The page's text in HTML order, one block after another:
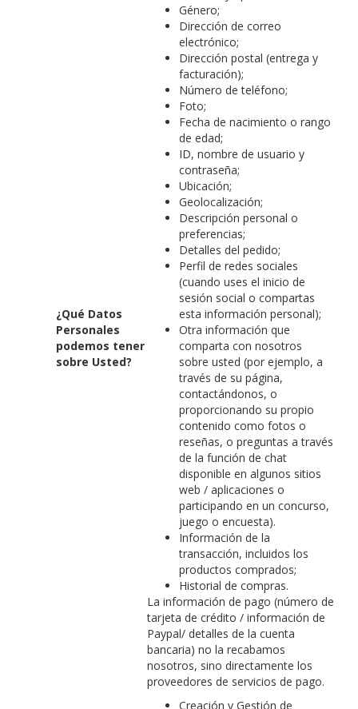
¿Qué Datos
Personales
podemos tener
sobre Usted?
Género;
Dirección de correo
electrónico;
Dirección postal (entrega y
facturación);
Número de teléfono;
Foto;
Fecha de nacimiento o rango
de edad;
ID, nombre de usuario y
contraseña;
Ubicación;
Geolocalización;
Descripción personal o
preferencias;
Detalles del pedido;
Perfil de redes sociales
(cuando uses el inicio de
sesión social o compartas
esta información personal);
Otra información que
comparta con nosotros
sobre usted (por ejemplo, a
través de su página,
contactándonos, o
proporcionando su propio
contenido como fotos o
reseñas, o preguntas a través
de la función de chat
disponible en algunos sitios
web / aplicaciones o
participando en un concurso,
juego o encuesta).
Información de la
transacción, incluidos los
productos comprados;
Historial de compras.
La información de pago (número de
tarjeta de crédito / información de
Paypal/ detalles de la cuenta
bancaria) no la recabamos
nosotros, sino directamente los
proveedores de servicios de pago.
Creación y Gestión de